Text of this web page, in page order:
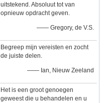
uitstekend. Absoluut tot van
opnieuw opdracht geven.
—— Gregory, de V.S.
Begreep mijn vereisten en zocht
de juiste delen.
—— Ian, Nieuw Zeeland
Het is een groot genoegen
geweest die u behandelen en u